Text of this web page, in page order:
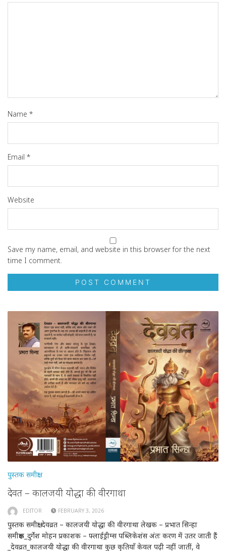
Name *
Email *
Website
Save my name, email, and website in this browser for the next
time I comment.
पुस्तक समीक्षा
देवव्रत – कालजयी योद्धा की वीरगाथा
EDITOR FEBRUARY 3, 2026
पुस्तक समीक्षा देवव्रत – कालजयी योद्धा की वीरगाथा लेखक – प्रभात सिन्हा
समीक्षक_दुर्गेश मोहन प्रकाशक – फ्लाईड्रीम्स पब्लिकेशंस अंतः करण में उतर जाती हैं
_देवव्रत_कालजयी योद्धा की वीरगाथा कुछ कृतियाँ केवल पढ़ी नहीं जातीं, वे